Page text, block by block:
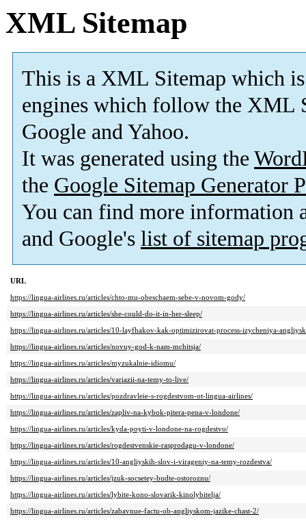
XML Sitemap
This is a XML Sitemap which is
engines which follow the XML
Google and Yahoo.
It was generated using the
the Google Sitemap Generator
You can find more information
and Google's list of sitemap
URL
https://lingua-airlines.ru/articles/chto-mu-obeschaem-sebe-v-novom-gody/
https://lingua-airlines.ru/articles/she-could-do-it-in-her-sleep/
https://lingua-airlines.ru/articles/10-layfhakov-kak-optimizirovat-process-izycheniya-
https://lingua-airlines.ru/articles/novuy-god-k-nam-mchitsja/
https://lingua-airlines.ru/articles/myzukalnie-idiomu/
https://lingua-airlines.ru/articles/variazii-na-temy-to-live/
https://lingua-airlines.ru/articles/pozdravleie-s-rogdestvom-ot-lingua-airlines/
https://lingua-airlines.ru/articles/zapliv-na-kybok-pitera-pena-v-londone/
https://lingua-airlines.ru/articles/kyda-poyti-v-londone-na-rogdestvo/
https://lingua-airlines.ru/articles/rogdestvenskie-rasprodagu-v-londone/
https://lingua-airlines.ru/articles/10-angliyskih-slov-i-virageniy-na-temy-rozdestva/
https://lingua-airlines.ru/articles/jzuk-socsetey-budte-ostoroznu/
https://lingua-airlines.ru/articles/lybite-kono-slovarik-kinolybitelja/
https://lingua-airlines.ru/articles/zabavnue-factu-ob-angliyskom-jazike-chast-2/